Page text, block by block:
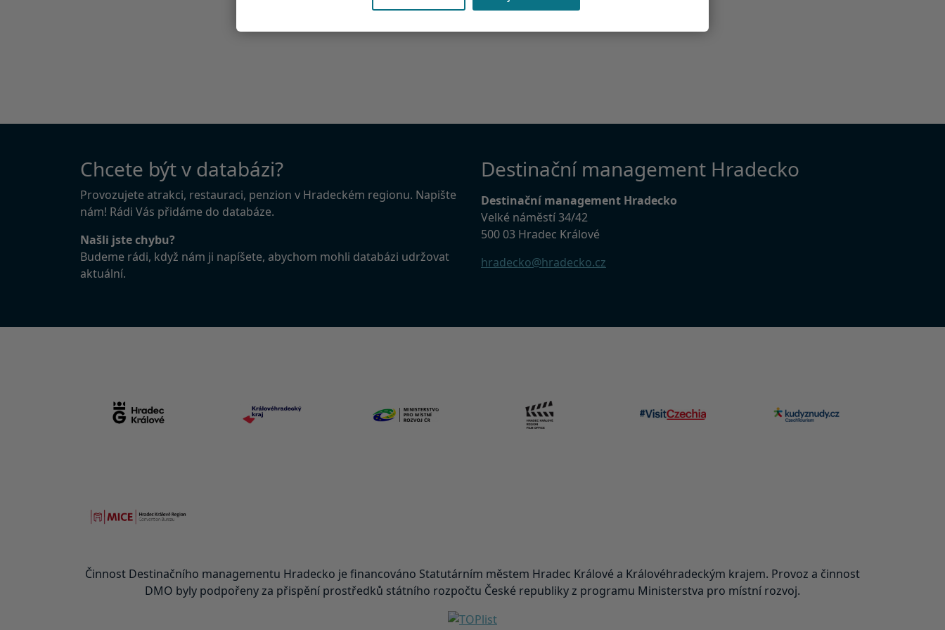
Chcete být v databázi?
Provozujete atrakci, restauraci, penzion v Hradeckém regionu. Napište
nám! Rádi Vás přidáme do databáze.
Našli jste chybu?
Budeme rádi, když nám ji napíšete, abychom mohli databázi udržovat
aktuální.
Destinační management Hradecko
Destinační management Hradecko
Velké náměstí 34/42
500 03 Hradec Králové
hradecko@hradecko.cz
Činnost Destinačního managementu Hradecko je financováno Statutárním městem Hradec Králové a Královéhradeckým krajem. Provoz a činnost
DMO byly podpořeny za přispění prostředků státního rozpočtu České republiky z programu Ministerstva pro místní rozvoj.